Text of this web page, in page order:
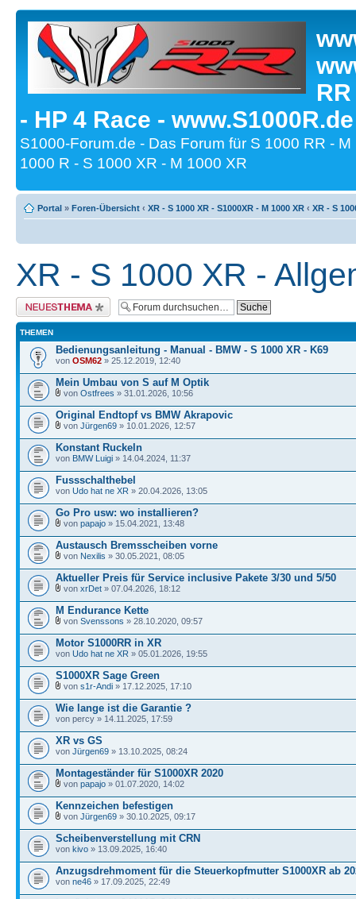
- HP 4 Race -
S1000-Forum.de - Das Forum für S 1000 RR -
1000 R - S 1000 XR - M 1000 XR
Portal » Foren-Übersicht ‹ XR - S 1000 XR - S1000XR - M 1000 XR ‹ XR - S
XR - S 1000 XR -
Neues Thema erstellen
THEMEN
Bedienungsanleitung - Manual - BMW - S 1000 XR - K69
von OSM62 » 25.12.2019, 12:40
Mein Umbau von S auf M Optik
von Ostfrees » 31.01.2026, 10:56
Original Endtopf vs BMW Akrapovic
von Jürgen69 » 10.01.2026, 12:57
Konstant Ruckeln
von BMW Luigi » 14.04.2024, 11:37
Fussschalthebel
von Udo hat ne XR » 20.04.2026, 13:05
Go Pro usw: wo installieren?
von papajo » 15.04.2021, 13:48
Austausch Bremsscheiben vorne
von Nexilis » 30.05.2021, 08:05
Aktueller Preis für Service inclusive Pakete 3/30 und 5/50
von xrDet » 07.04.2026, 18:12
M Endurance Kette
von Svenssons » 28.10.2020, 09:57
Motor S1000RR in XR
von Udo hat ne XR » 05.01.2026, 19:55
S1000XR Sage Green
von s1r-Andi » 17.12.2025, 17:10
Wie lange ist die Garantie ?
von percy » 14.11.2025, 17:59
XR vs GS
von Jürgen69 » 13.10.2025, 08:24
Montageständer für S1000XR 2020
von papajo » 01.07.2020, 14:02
Kennzeichen befestigen
von Jürgen69 » 30.10.2025, 09:17
Scheibenverstellung mit CRN
von kivo » 13.09.2025, 16:40
Anzugsdrehmoment für die Steuerkopfmutter S1000XR ab
von ne46 » 17.09.2025, 22:49